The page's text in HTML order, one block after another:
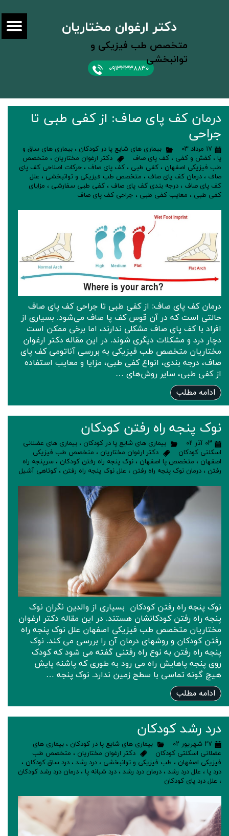
۰۹۱۳۴۳۳۸۸۳۰
دکتر ارغوان مختاریان
متخصص طب فیزیکی و
توانبخشی
درمان کف پای صاف: از کفی طبی تا
جراحی
۱۷ مرداد ۰۳ بیماری های شایع پا در کودکان ، بیماری های ساق و
پا ، کفش و کفی ، کف پای صاف دکتر ارغوان مختاریان ، متخصص
طب فیزیکی اصفهان ، کفی طبی ، کف پای صاف ، حرکات اصلاحی کف پای
صاف ، درمان کف پای صاف ، متخصص طب فیزیکی و توانبخشی ، علل
کف پای صاف ، درجه بندی کف پای صاف ، کفی طبی سفارشی ، مزایای
کفی طبی ، معایب کفی طبی ، جراحی کف پای صاف
درمان کف پای صاف: از کفی طبی تا جراحی کف پای صاف
حالتی است که در آن قوس کف پا صاف می‌شود. بسیاری از
افراد با کف پای صاف مشکلی ندارند، اما برخی ممکن است
دچار درد و مشکلات دیگری شوند. در این مقاله دکتر ارغوان
مختاریان متخصص طب فیزیکی به بررسی آناتومی کف پای
صاف، درجه‌ بندی، انواع کفی طبی، مزایا و معایب استفاده
از کفی طبی، سایر روش‌های …
ادامه مطلب
نوک پنجه راه رفتن کودکان
۰۳ آذر ۰۲ بیماری های شایع پا در کودکان ، بیماری های عضلانی
اسکلتی کودکان
دکتر ارغوان مختاریان ، متخصص طب فیزیکی
اصفهان ، متخصص پا اصفهان ، نوک پنجه راه رفتن کودکان ، سرپنجه راه
رفتن ، درمان نوک پنجه راه رفتن ، علل نوک پنجه راه رفتن ، کوتاهی آشیل
نوک پنجه راه رفتن کودکان بسیاری از والدین نگران نوک
پنجه راه رفتن کودکانشان هستند. در این مقاله دکتر ارغوان
مختاریان متخصص طب فیزیکی اصفهان علل نوک پنجه راه
رفتن کودکان و روشهای درمان آن را بررسی می کند. نوک
پنجه راه رفتن به نوع راه رفتنی گفته می شود که کودک
روی پنجه پاهایش راه می رود به طوری که پاشنه پایش
هیچ گونه تماسی با سطح زمین ندارد. نوک پنجه …
ادامه مطلب
درد رشد کودکان
۲۷ شهریور ۰۲ بیماری های شایع پا در کودکان ، بیماری های
عضلانی اسکلتی کودکان
دکتر ارغوان مختاریان ، متخصص طب
فیزیکی اصفهان ، طب فیزیکی و توانبخشی ، درد رشد ، درد ساق کودکان ،
درد پا ، علل درد رشد ، درمان درد رشد ، درد شبانه پا ، درمان درد رشد کودکان
، علل درد پای کودکان